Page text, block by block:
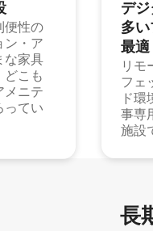
便性の
ン・ア
な家具
どこも
メニテ
ってい
デ
多⁠
最⁠適
リモ
フェ
ド
事専
施設
長